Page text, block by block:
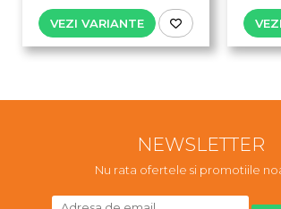
VEZI VARIANTE
NEWSLETTER
Nu rata ofertele si promotiile